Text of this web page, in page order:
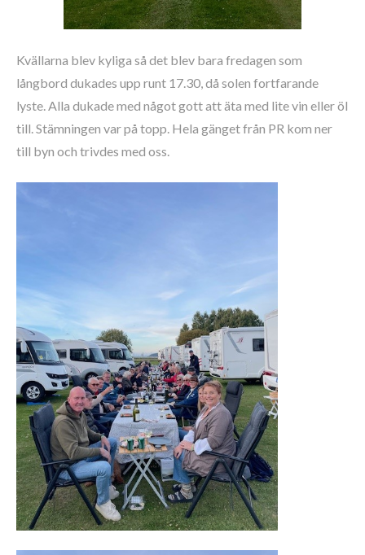
Kvällarna blev kyliga så det blev bara fredagen som
långbord dukades upp runt 17.30, då solen fortfarande
lyste. Alla dukade med något gott att äta med lite vin eller öl
till. Stämningen var på topp. Hela gänget från PR kom ner
till byn och trivdes med oss.